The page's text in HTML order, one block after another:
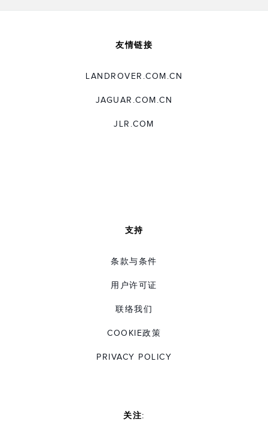
友情链接
LANDROVER.COM.CN
JAGUAR.COM.CN
JLR.COM
支持
条款与条件
用户许可证
联络我们
COOKIE政策
PRIVACY POLICY
关注: